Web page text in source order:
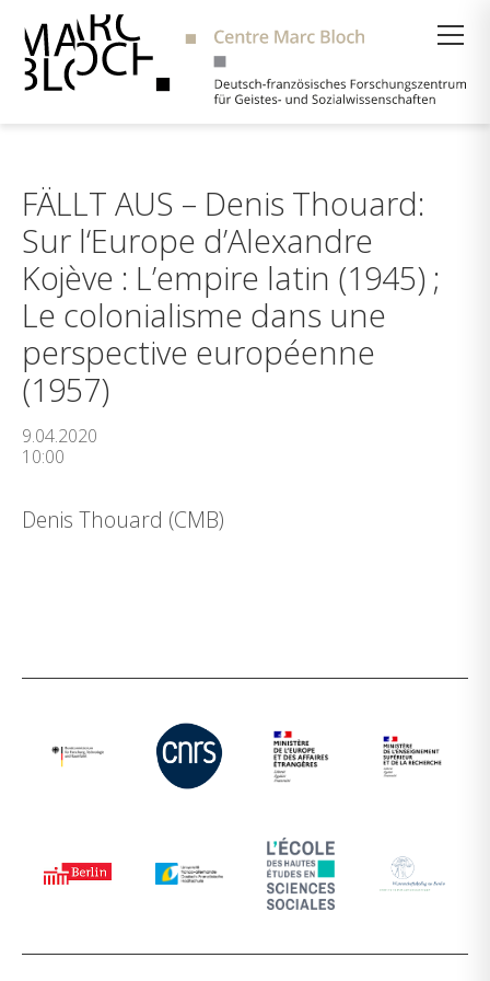
FÄLLT AUS – Denis Thouard:
Sur l‘Europe d’Alexandre
Kojève : L’empire latin (1945) ;
Le colonialisme dans une
perspective européenne
(1957)
9.04.2020
10:00
Denis Thouard (CMB)